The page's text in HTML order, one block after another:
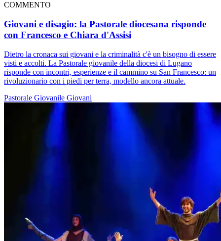
COMMENTO
Giovani e disagio: la Pastorale diocesana risponde
con Francesco e Chiara d'Assisi
Dietro la cronaca sui giovani e la criminalità c'è un bisogno di essere
visti e accolti. La Pastorale giovanile della diocesi di Lugano
risponde con incontri, esperienze e il cammino su San Francesco: un
rivoluzionario con i piedi per terra, modello ancora attuale.
Pastorale Giovanile Giovani